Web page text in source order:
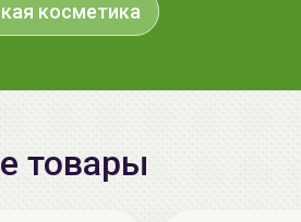
пилинг для лица, 50мл
24.90 руб.
косметика
товары